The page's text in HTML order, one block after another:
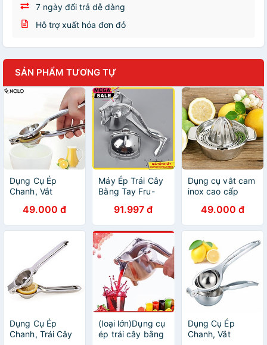
7 ngày đổi trả dễ dàng
Hỗ trợ xuất hóa đơn đỏ
SẢN PHẨM TƯƠNG TỰ
Dụng Cụ Ép
Chanh, Vắt
Cốt Chanh
49.000 đ
Máy Ép Trái Cây
Bằng Tay Fru-
Bưởi, Dưa, Thơm
Dụng Cụ Ép Cam
Chuyên Dụng -
Giao Hàng Toàn
Quốc
91.997 đ
Dụng cụ vắt cam
inox cao cấp
49.000 đ
Dụng Cụ Ép
Chanh, Trái Cây
(loại lớn)Dụng cụ
ép trái cây bằng
Dụng Cụ Ép
Chanh, Vắt